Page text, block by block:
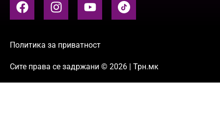
Политика за приватност
Сите права се задржани © 2026 | Трн.мк